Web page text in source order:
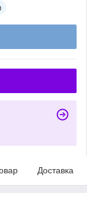
Доставка